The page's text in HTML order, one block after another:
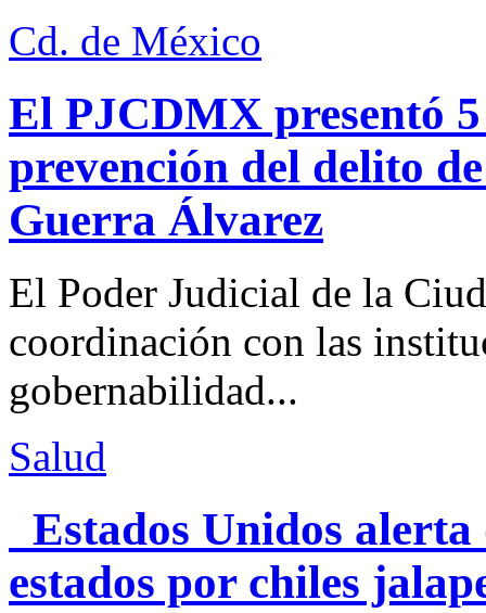
Cd. de México
El PJCDMX presentó
prevención del delito
Guerra Álvarez
El Poder Judicial de la
coordinación con las
gobernabilidad...
Salud
Estados Unidos alerta
estados por chiles